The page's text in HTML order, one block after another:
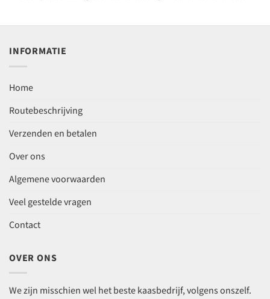
INFORMATIE
Home
Routebeschrijving
Verzenden en betalen
Over ons
Algemene voorwaarden
Veel gestelde vragen
Contact
OVER ONS
We zijn misschien wel het beste kaasbedrijf, volgens onszelf.